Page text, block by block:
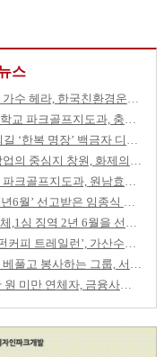
스
다문화 가수 헤라, 한국친환경운동협회 건승 기
구미대학교 파크골프지도과, 충북 영동군 추풍령
49년 외길 ‘한복 명장’ 백금자 디자이너,
경남 창업의 중심지 창원, 화제의 스타트업을
구미대 파크골프지도과, 원남효마실노인주간보호센
징역 ‘2년6월’ 선고받은 임종식 후보, 11
시민단체,1심 징역 2년 6월을 선고 받은 임
‘2025 펀커피 트레일런’, 가산수피아 물들
나누고 베풀고 봉사하는 그룹, 서울역 '따스한
3000만 원 미만 연체자, 금융사에 채무조정